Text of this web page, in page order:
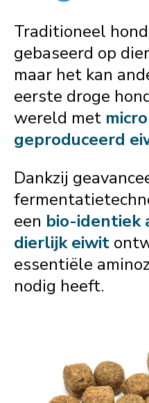
Traditioneel
gebaseerd op
maar het kan
eerste droge
wereld met
geproduceerd
Dankzij
een bio-identiek
dierlijk eiwit
essentiële
nodig heeft.